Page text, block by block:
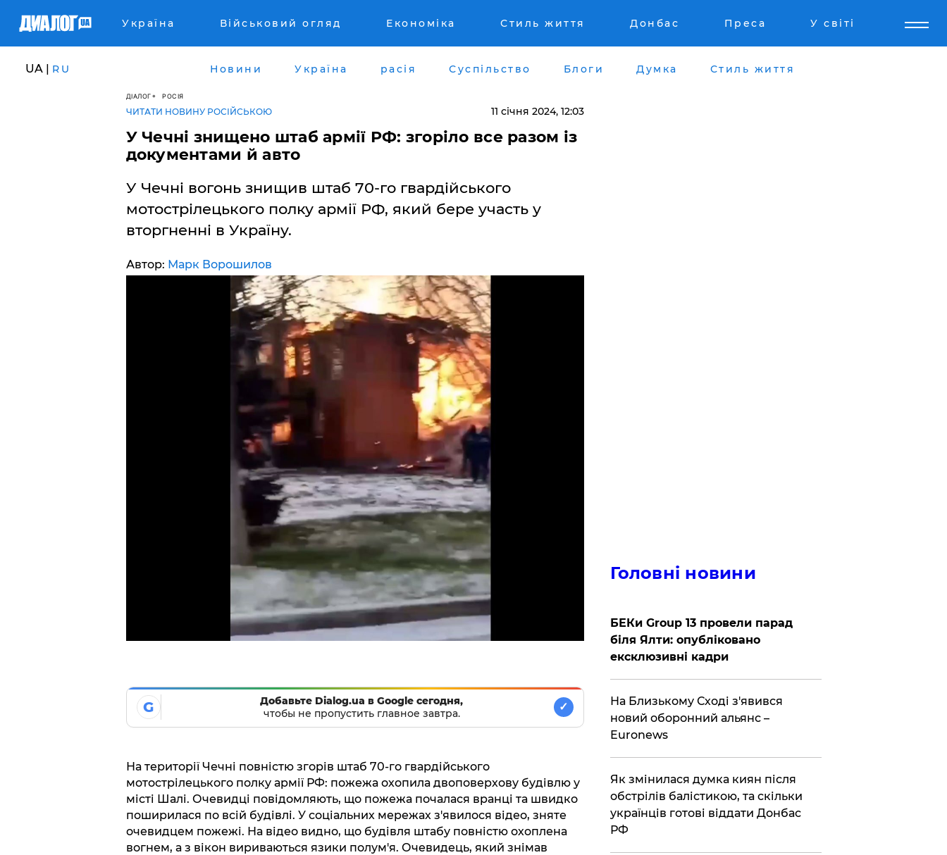
Україна Військовий огляд Економіка Стиль життя Донбас Преса У світі
UA | RU Новини Україна расія Суспільство Блоги Думка Стиль життя
ДІАЛОГ РОСІЯ
ЧИТАТИ НОВИНУ РОСІЙСЬКОЮ 11 січня 2024, 12:03
У Чечні знищено штаб армії РФ: згоріло все разом із
документами й авто
У Чечні вогонь знищив штаб 70-го гвардійського
мотострілецького полку армії РФ, який бере участь у
вторгненні в Україну.
Автор: Марк Ворошилов
G
Добавьте Dialog.ua в Google сегодня,
чтобы не пропустить главное завтра.
✓
На території Чечні повністю згорів штаб 70-го гвардійського
мотострілецького полку армії РФ: пожежа охопила двоповерхову будівлю у
місті Шалі. Очевидці повідомляють, що пожежа почалася вранці та швидко
поширилася по всій будівлі. У соціальних мережах з'явилося відео, зняте
очевидцем пожежі. На відео видно, що будівля штабу повністю охоплена
вогнем, а з вікон вириваються язики полум'я. Очевидець, який знімав
Головні новини
БЕКи Group 13 провели парад
біля Ялти: опубліковано
ексклюзивні кадри
На Близькому Сході з'явився
новий оборонний альянс –
Euronews
Як змінилася думка киян після
обстрілів балістикою, та скільки
українців готові віддати Донбас
РФ